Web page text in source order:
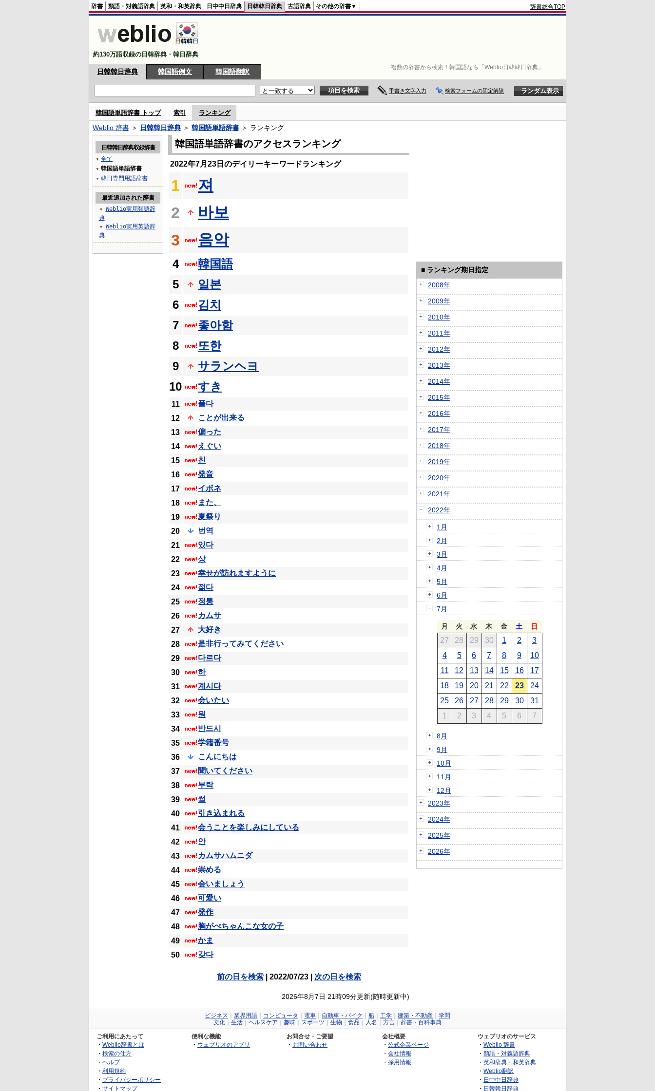
複数の辞書から検索！韓国語なら「Weblio日韓韓日辞典」
辞書 類語・対義語辞典 英和・和英辞典 日中中日辞典 日韓韓日辞典 古語辞典 その他の辞書▼ 辞書総合TOP
約130万語収録の日韓辞典・韓日辞典
日韓韓日辞典 韓国語例文 韓国語翻訳
手書き文字入力 検索フォームの固定解除
韓国語単語辞書 トップ 索引 ランキング
Weblio 辞書 ＞ 日韓韓日辞典 ＞ 韓国語単語辞書 ＞ ランキング
韓国語単語辞書のアクセスランキング
2022年7月23日のデイリーキーワードランキング
1
져
2
바보
3
음악
4
韓国語
5
일본
6
김치
7
좋아함
8
또한
9
サランヘヨ
10
すき
11
풀다
12
ことが出来る
13
偏った
14
えぐい
15
친
16
発音
17
イボネ
18
また、
19
夏祭り
20
번역
21
있다
22
상
23
幸せが訪れますように
24
젊다
25
정통
26
カムサ
27
大好き
28
是非行ってみてください
29
다르다
30
하
31
계시다
32
会いたい
33
뭔
34
반드시
35
学籍番号
36
こんにちは
37
聞いてください
38
부탁
39
썰
40
引き込まれる
41
会うことを楽しみにしている
42
안
43
カムサハムニダ
44
崇める
45
会いましょう
46
可愛い
47
発作
48
胸がぺちゃんこな女の子
49
かま
50
갖다
前の日を検索| 2022/07/23 | 次の日を検索
2026年8月7日 21時09分更新(随時更新中)
日韓韓日辞典収録辞書
▼ 全て
▼ 韓国語単語辞書
▼ 韓日専門用語辞書
最近追加された辞書
▼
Weblio実用類語辞
典
▼
Weblio実用英語辞
典
■ ランキング期日指定
2008年
2009年
2010年
2011年
2012年
2013年
2014年
2015年
2016年
2017年
2018年
2019年
2020年
2021年
2022年
1月
2月
3月
4月
5月
6月
7月
月 火 水 木 金 土 日
27 28 29 30 1 2
3
4
5 6 7 8 9
10
11
12 13 14 15 16
17
18
19 20 21 22 23
24
25
26 27 28 29 30
31
1
2 3 4 5 6 7
8月
9月
10月
11月
12月
2023年
2024年
2025年
2026年
ビジネス 業界用語 コンピュータ 電車 自動車・バイク 船 工学 建築・不動産
学問
文化
生活 ヘルスケア 趣味 スポーツ 生物 食品 人名 方言 辞書・百科事典
ご利用にあたって
・ Weblio辞書とは
・ 検索の仕方
・ ヘルプ
・ 利用規約
・ プライバシーポリシー
・ サイトマップ
便利な機能
・ ウェブリオのアプリ
お問合せ・ご要望
・ お問い合わせ
会社概要
・ 公式企業ページ
・ 会社情報
・ 採用情報
ウェブリオのサービス
・ Weblio 辞書
・ 類語・対義語辞典
・ 英和辞典・和英辞典
・ Weblio翻訳
・ 日中中日辞典
・ 日韓韓日辞典